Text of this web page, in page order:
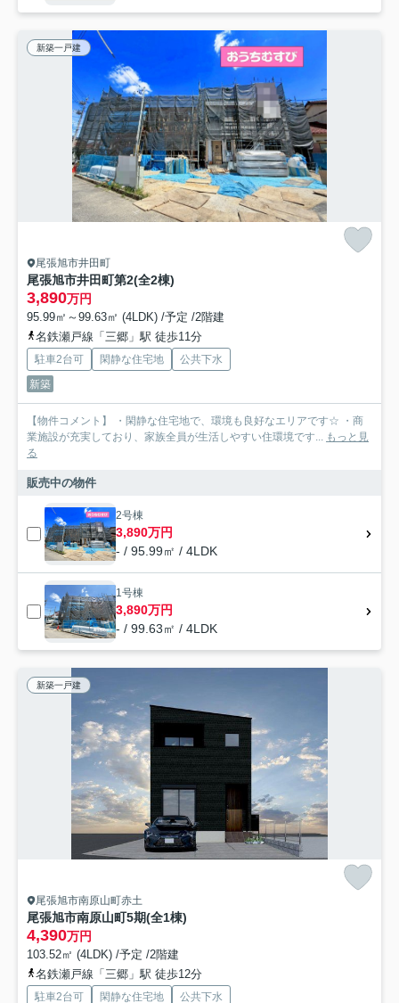
新築一戸建
尾張旭市井田町
尾張旭市井田町第2(全2棟)
3,890万円
95.99㎡～99.63㎡ (4LDK) /予定 /2階建
名鉄瀬戸線「三郷」駅 徒歩11分
駐車2台可 閑静な住宅地
公共下水
新築
【物件コメント】 ・閑静な住宅地で、環境も良好なエリアです☆ ・商
業施設が充実しており、家族全員が生活しやすい住環境です... もっと見
る
販売中の物件
2号棟
3,890万円
- / 95.99㎡ / 4LDK
1号棟
3,890万円
- / 99.63㎡ / 4LDK
新築一戸建
尾張旭市南原山町赤土
尾張旭市南原山町5期(全1棟)
4,390万円
103.52㎡ (4LDK) /予定 /2階建
名鉄瀬戸線「三郷」駅 徒歩12分
駐車2台可 閑静な住宅地 公共下水